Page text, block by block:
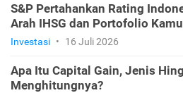
S&P Pertahankan Rating
Arah IHSG dan Portofolio Kamu
Investasi • 16 Juli 2026
Apa Itu Capital Gain, Jenis
Menghitungnya?